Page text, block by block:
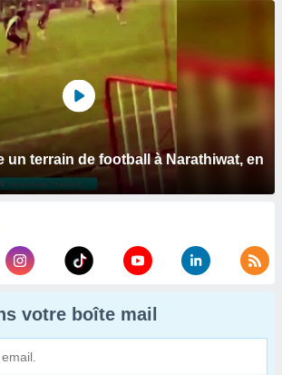
un terrain de football à Narathiwat, en
votre boîte mail